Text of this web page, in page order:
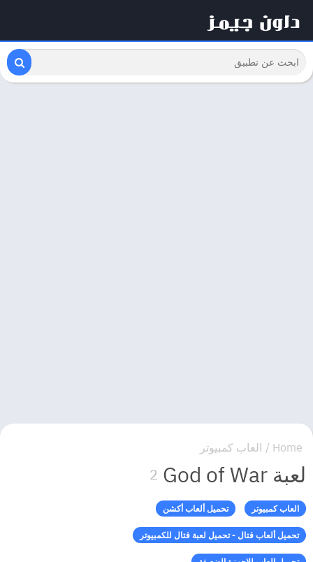
Home
/ العاب كمبيوتر
لعبة God of War 2
العاب كمبيوتر تحميل ألعاب أكشن
تحميل ألعاب قتال - تحميل لعبة قتال للكمبيوتر